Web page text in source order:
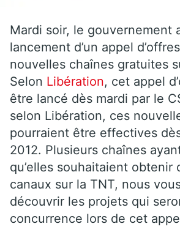
Mardi soir, le gouvernement
lancement d’un appel
nouvelles chaînes gratuites
Selon Libération, cet appel
être lancé dès mardi par le
selon Libération, ces
pourraient être effectives
2012. Plusieurs chaînes
qu’elles souhaitaient obtenir
canaux sur la TNT, nous
découvrir les projets qui
concurrence lors de cet